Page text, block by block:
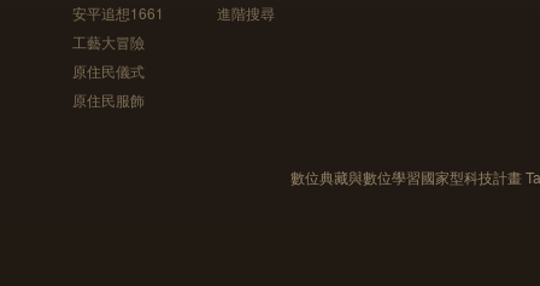
安平追想1661
工藝大冒險
原住民儀式
原住民服飾
進階搜尋
數位典藏與數位學習國家型科技計畫